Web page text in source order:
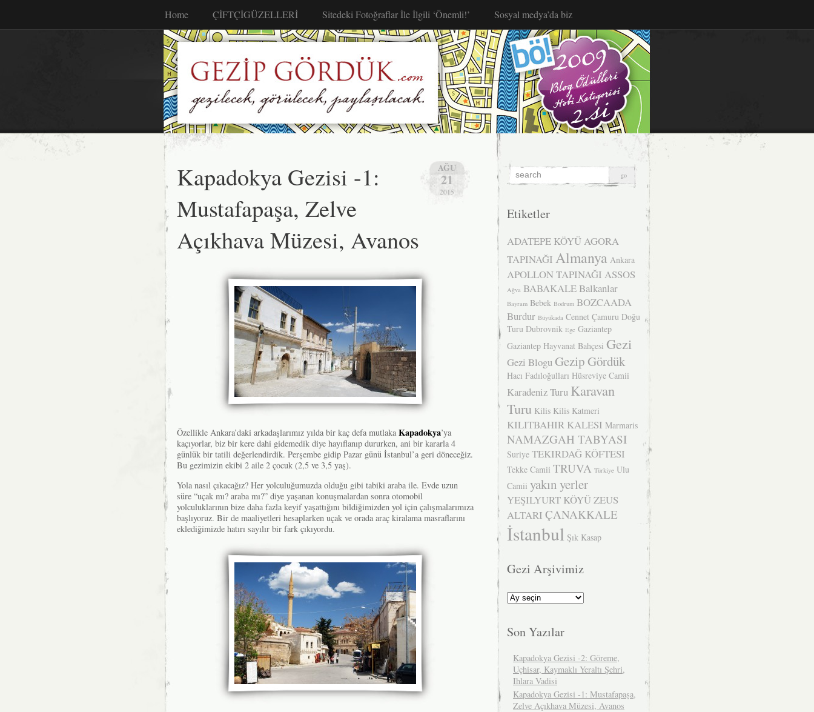
Home ÇİFTÇİGÜZELLERİ Sitedeki Fotoğraflar İle İlgili ‘Önemli!’ Sosyal medya’da biz
AĞU
21
2015
Kapadokya Gezisi -1:
Mustafapaşa, Zelve
Açıkhava Müzesi, Avanos
Özellikle Ankara’daki arkadaşlarımız yılda bir kaç defa mutlaka Kapadokya’ya
kaçıyorlar, biz bir kere dahi gidemedik diye hayıflanıp dururken, ani bir kararla 4
günlük bir tatili değerlendirdik. Perşembe gidip Pazar günü İstanbul’a geri döneceğiz.
Bu gezimizin ekibi 2 aile 2 çocuk (2,5 ve 3,5 yaş).
Yola nasıl çıkacağız? Her yolculuğumuzda olduğu gibi tabiki araba ile. Evde uzun
süre “uçak mı? araba mı?” diye yaşanan konuşmalardan sonra otomobil
yolculuklarının bize daha fazla keyif yaşattığını bildiğimizden yol için çalışmalarımıza
başlıyoruz. Bir de maaliyetleri hesaplarken uçak ve orada araç kiralama masraflarını
eklediğimizde hatırı sayılır bir fark çıkıyordu.
Etiketler
ADATEPE KÖYÜAGORA
TAPINAĞI Almanya Ankara
APOLLON TAPINAĞI ASSOS
Ağva BABAKALE Balkanlar
Bayram Bebek Bodrum BOZCAADA
Burdur Büyükada Cennet Çamuru Doğu
Turu Dubrovnik Ege Gaziantep
Gaziantep Hayvanat Bahçesi Gezi
Gezi BloguGezip Gördük
Hacı Fadıloğulları Hüsreviye Camii
Karadeniz Turu Karavan
Turu Kilis Kilis Katmeri
KILITBAHIR KALESI Marmaris
NAMAZGAH TABYASI
Suriye TEKIRDAĞ KÖFTESI
Tekke Camii TRUVA Türkiye Ulu
Camii yakın yerler
YEŞILYURT KÖYÜZEUS
ALTARI ÇANAKKALE
İstanbul Şık Kasap
Gezi Arşivimiz
Gezi
Arşivimiz
Son Yazılar
Kapadokya Gezisi -2: Göreme,
Uçhisar, Kaymaklı Yeraltı Şehri,
Ihlara Vadisi
Kapadokya Gezisi -1: Mustafapaşa,
Zelve Açıkhava Müzesi, Avanos